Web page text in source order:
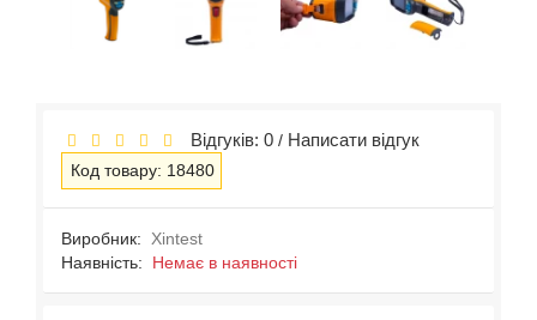
Відгуків: 0 / Написати відгук
Код товару: 18480
Виробник:
Xintest
Наявність: Немає в наявності